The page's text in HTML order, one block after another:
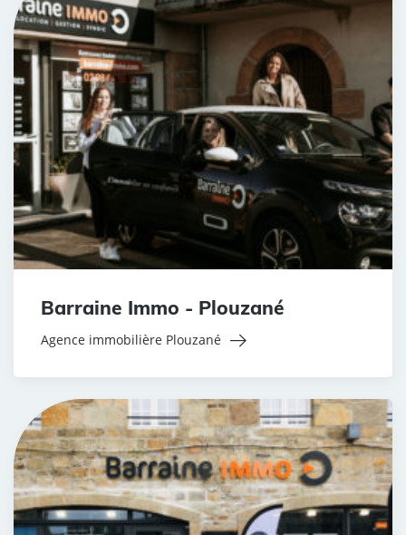
Barraine Immo - Plouzané
Agence immobilière Plouzané